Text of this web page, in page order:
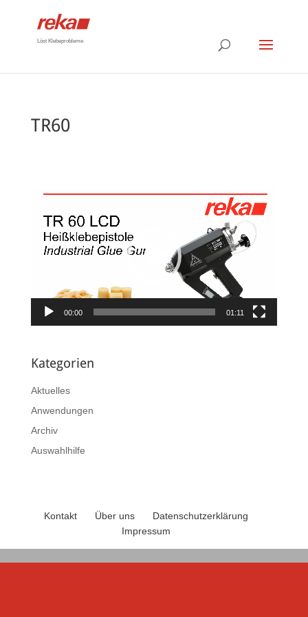
Löst Klebeprobleme
TR60
Video-
00:00 01:11
Kategorien
Aktuelles
Anwendungen
Archiv
Auswahlhilfe
Kontakt Über uns
Datenschutzerklärung
Impressum